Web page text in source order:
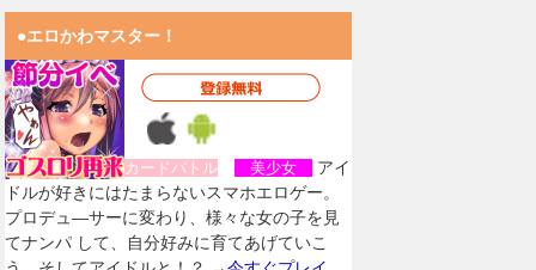
●エロかわマスター！
カードバトル 美少女
アイ
ドルが好きにはたまらないスマホエロゲー。
プロデュ―サーに変わり、様々な女の子を見
てナンパ して、自分好みに育てあげていこ